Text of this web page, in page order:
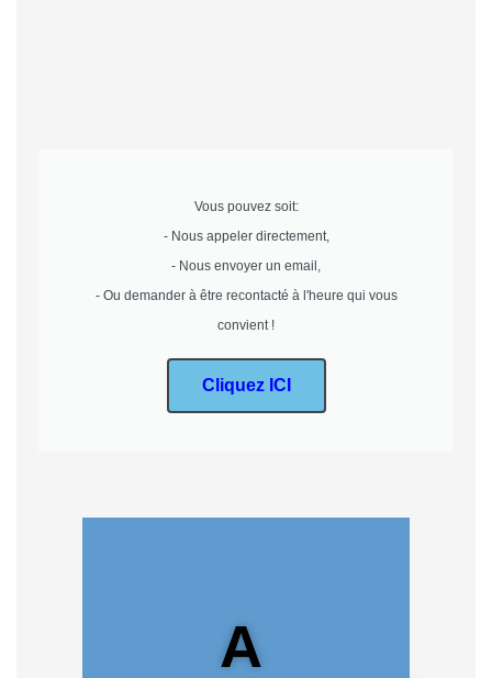
Vous pouvez soit:
- Nous appeler directement,
- Nous envoyer un email,
- Ou demander à être recontacté à l'heure qui vous
convient !
Cliquez ICI
A